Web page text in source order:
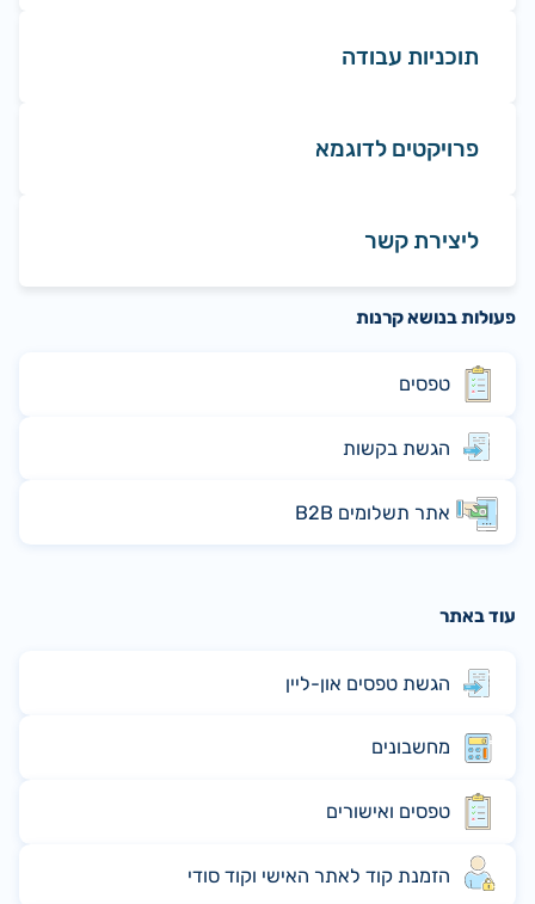
תוכניות עבודה
פרויקטים לדוגמא
ליצירת קשר
פעולות בנושא קרנות
טפסים
הגשת בקשות
אתר תשלומים B2B
עוד באתר
הגשת טפסים און-ליין
מחשבונים
טפסים ואישורים
הזמנת קוד לאתר האישי וקוד סודי